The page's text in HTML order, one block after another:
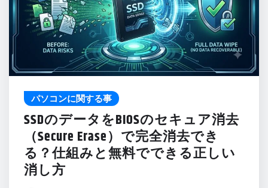
パソコンに関する事
SSDのデータをBIOSのセキュア消去
（Secure Erase）で完全消去でき
る？仕組みと無料でできる正しい
消し方